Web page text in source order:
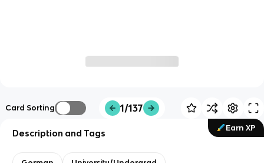
Card Sorting 1/137
Earn XP
Description and Tags